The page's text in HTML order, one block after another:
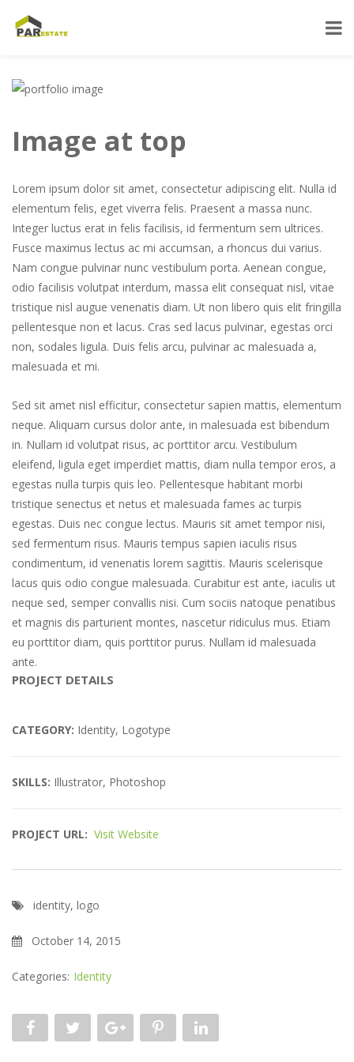
HOME
Image at top
Lorem ipsum dolor sit amet, consectetur adipiscing elit. Nulla id
elementum felis, eget viverra felis. Praesent a massa nunc.
Integer luctus erat in felis facilisis, id fermentum sem ultrices.
Fusce maximus lectus ac mi accumsan, a rhoncus dui varius.
Nam congue pulvinar nunc vestibulum porta. Aenean congue,
odio facilisis volutpat interdum, massa elit consequat nisl, vitae
tristique nisl augue venenatis diam. Ut non libero quis elit fringilla
pellentesque non et lacus. Cras sed lacus pulvinar, egestas orci
non, sodales ligula. Duis felis arcu, pulvinar ac malesuada a,
malesuada et mi.
Sed sit amet nisl efficitur, consectetur sapien mattis, elementum
neque. Aliquam cursus dolor ante, in malesuada est bibendum
in. Nullam id volutpat risus, ac porttitor arcu. Vestibulum
eleifend, ligula eget imperdiet mattis, diam nulla tempor eros, a
egestas nulla turpis quis leo. Pellentesque habitant morbi
tristique senectus et netus et malesuada fames ac turpis
egestas. Duis nec congue lectus. Mauris sit amet tempor nisi,
sed fermentum risus. Mauris tempus sapien iaculis risus
condimentum, id venenatis lorem sagittis. Mauris scelerisque
lacus quis odio congue malesuada. Curabitur est ante, iaculis ut
neque sed, semper convallis nisi. Cum sociis natoque penatibus
et magnis dis parturient montes, nascetur ridiculus mus. Etiam
eu porttitor diam, quis porttitor purus. Nullam id malesuada
ante.
PROJECT DETAILS
CATEGORY: Identity, Logotype
SKILLS: Illustrator, Photoshop
PROJECT URL: Visit Website
identity, logo
October 14, 2015
Categories: Identity